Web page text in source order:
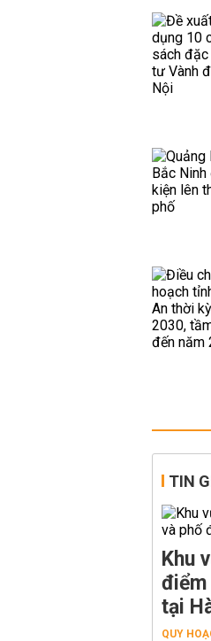
TIN
Khu
điểm
tại
QUY